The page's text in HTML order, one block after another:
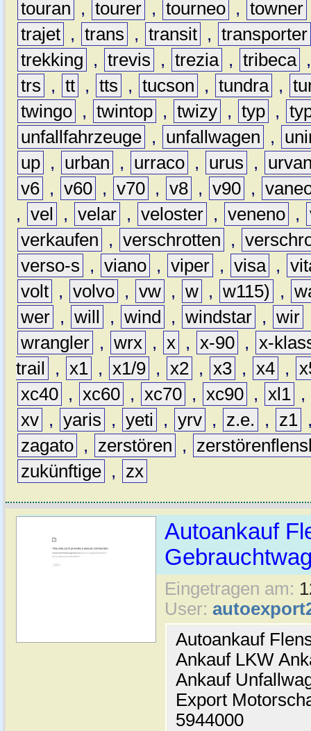
touran , tourer , tourneo , towner
trajet , trans , transit , transporter
trekking
, trevis , trezia , tribeca
trs
, tt , tts , tucson , tundra ,
twingo , twintop , twizy , typ ,
unfallfahrzeuge , unfallwagen ,
up , urban , urraco , urus ,
v6 , v60 , v70 , v8 , v90 ,
, vel , velar , veloster , veneno ,
verkaufen
, verschrotten ,
verso-s
, viano , viper , visa ,
volt , volvo , vw , w , w115) ,
wer , will , wind , windstar , wir
wrangler , wrx , x , x-90 , x-
trail
, x1 , x1/9 , x2 , x3 , x4 ,
xc40 , xc60 , xc70 , xc90 , xl1 ,
xv , yaris , yeti , yrv , z.e. , z1
zagato , zerstören ,
zukünftige , zx
Autoankauf
Eingetragen am:
User:
Autoankauf
Ankauf LKW
Ankauf
Export
5944000